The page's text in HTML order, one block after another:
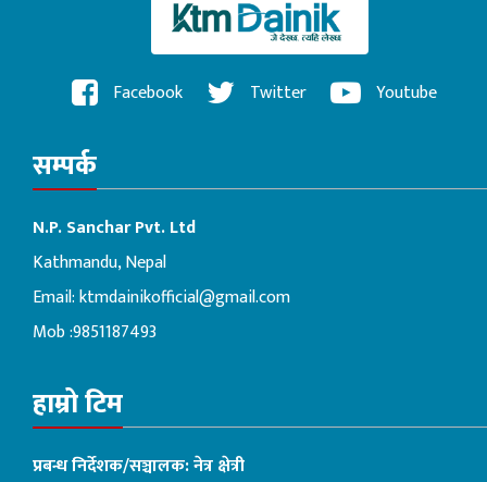
Facebook Twitter Youtube
सम्पर्क
N.P. Sanchar Pvt. Ltd
Kathmandu, Nepal
Email:ktmdainikofficial@gmail.com
Mob :9851187493
हाम्रो टिम
प्रबन्ध निर्देशक/सञ्चालक: नेत्र क्षेत्री